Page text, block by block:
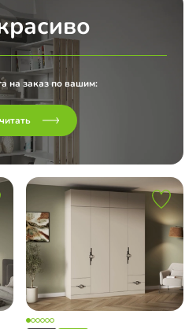
на заказ по вашим: